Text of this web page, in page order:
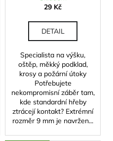
29 Kč
DETAIL
Specialista na výšku,
oštěp, měkký podklad,
krosy a požární útoky
Potřebujete
nekompromisní záběr tam,
kde standardní hřeby
ztrácejí kontakt? Extrémní
rozměr 9 mm je navržen...